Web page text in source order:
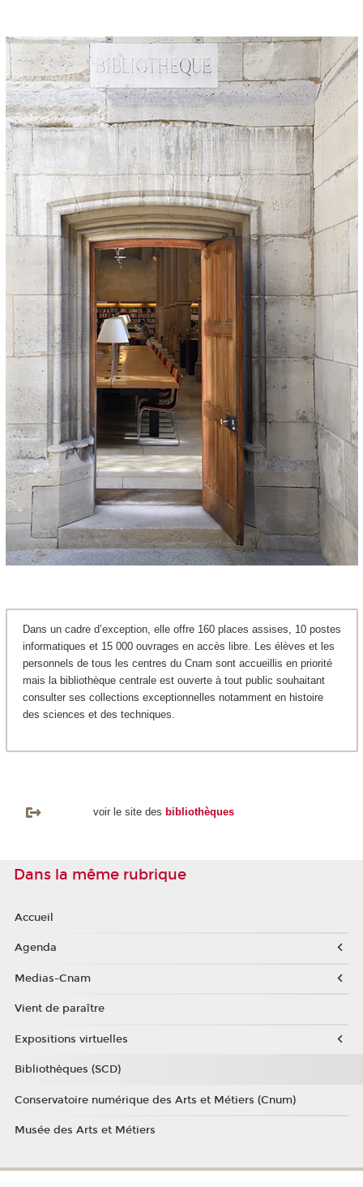
Dans un cadre d’exception, elle offre 160 places assises, 10 postes
informatiques et 15 000 ouvrages en accès libre. Les élèves et les
personnels de tous les centres du Cnam sont accueillis en priorité
mais la bibliothèque centrale est ouverte à tout public souhaitant
consulter ses collections exceptionnelles notamment en histoire
des sciences et des techniques.
voir le site des bibliothèques
Dans la même rubrique
Accueil
Agenda
Medias-Cnam
Vient de paraître
Expositions virtuelles
Bibliothèques (SCD)
Conservatoire numérique des Arts et Métiers (Cnum)
Musée des Arts et Métiers